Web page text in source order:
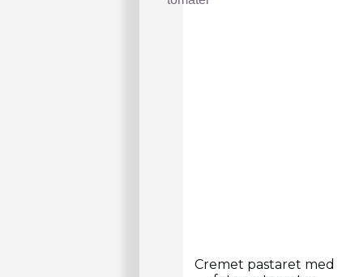
Cremet pastaret med